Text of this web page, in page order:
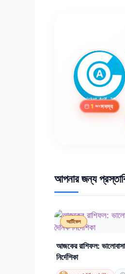
1 বছরসদস্য
আপনার জন্য
আর্টিকেল
আজকের রাশিফল:
নির্দেশিকা